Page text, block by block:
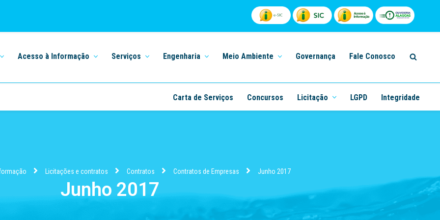
Acesso à Informação Serviços Engenharia Meio Ambiente Governança Fale Conosco
Carta de Serviços Concursos Licitação LGPD Integridade
Licitações e contratos Contratos Contratos de Empresas Junho 2017
Junho 2017